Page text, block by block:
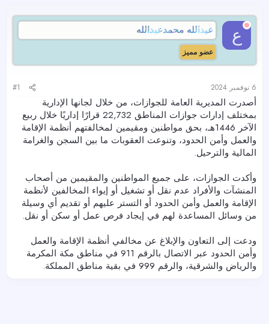
ع عبدالله محمدعبدالله
عضو مميز
6 نوفمبر 2024 #1
أصدرت المديرية العامة للجوازات، من خلال لجانها الإدارية
بمختلف إدارات جوازات المناطق 22,732 قرارًا إداريًا خلال ربيع
الآخر 1446هـ، بحق مواطنين ومقيمين لمخالفتهم أنظمة الإقامة
والعمل وأمن الحدود، وتنوعت العقوبات ما بين السجن والغرامة
المالية والترحيل.
وأكدت الجوازات، على جميع المواطنين والمقيمين من أصحاب
المنشآت والأفراد عدم نقل أو تشغيل أو إيواء المخالفين لأنظمة
الإقامة والعمل وأمن الحدود أو التستر عليهم أو تقديم أي وسيلة
من وسائل المساعدة لهم في إيجاد فرص عمل أو سكن أو نقل.
ودعت إلى التعاون والإبلاغ عن مخالفي أنظمة الإقامة والعمل
وأمن الحدود عبر الاتصال بالرقم 911 في مناطق مكة المكرمة
والرياض والشرقية، والرقم 999 في بقية مناطق المملكة.